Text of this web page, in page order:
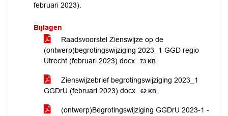
februari 2023).
Bijlagen
Raadsvoorstel Zienswijze op de
(ontwerp)begrotingswijziging 2023_1 GGD regio
Utrecht (februari 2023).docx
73 KB
Zienswijzebrief begrotingswijziging 2023_1
GGDrU (februari 2023).docx
62 KB
(ontwerp)Begrotingswijziging GGDrU 2023-1 -